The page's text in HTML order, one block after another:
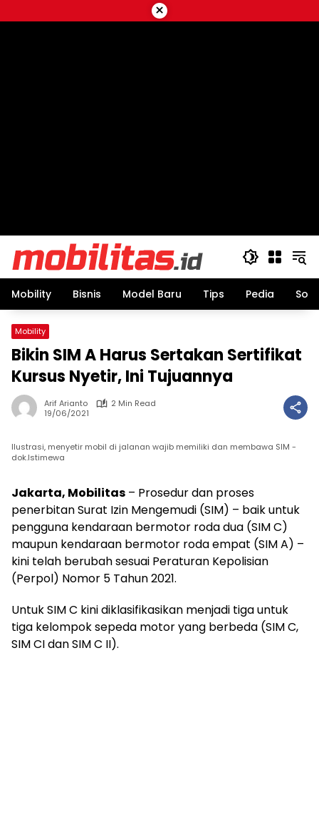
to
×
Mobility Bisnis Model Baru Tips Pedia
Mobility
Bikin SIM A Harus Sertakan Sertifikat
Kursus Nyetir, Ini Tujuannya
Arif Arianto
2 Min Read
19/06/2021
Ilustrasi, menyetir mobil di jalanan wajib memiliki dan membawa SIM -
dok.Istimewa
Jakarta, Mobilitas – Prosedur dan proses
penerbitan Surat Izin Mengemudi (SIM) – baik untuk
pengguna kendaraan bermotor roda dua (SIM C)
maupun kendaraan bermotor roda empat (SIM A) –
kini telah berubah sesuai Peraturan Kepolisian
(Perpol) Nomor 5 Tahun 2021.
Untuk SIM C kini diklasifikasikan menjadi tiga untuk
tiga kelompok sepeda motor yang berbeda (SIM C,
SIM CI dan SIM C II).